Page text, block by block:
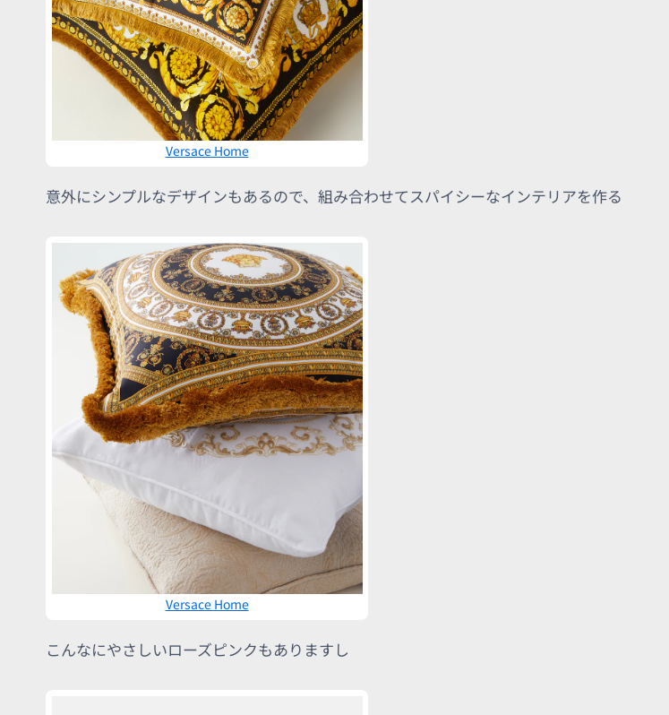
Versace Home
意外にシンプルなデザインもあるので、組み合わせてスパイシーなインテリアを作る
Versace Home
こんなにやさしいローズピンクもありますし